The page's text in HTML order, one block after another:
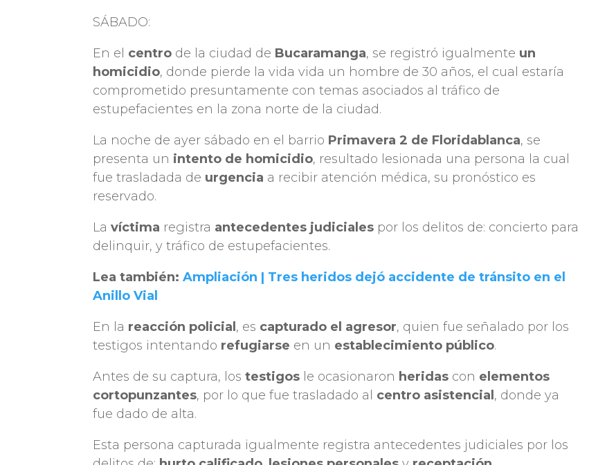
SÁBADO:
En el centro de la ciudad de Bucaramanga, se registró igualmente un
homicidio, donde pierde la vida vida un hombre de 30 años, el cual estaría
comprometido presuntamente con temas asociados al tráfico de
estupefacientes en la zona norte de la ciudad.
La noche de ayer sábado en el barrio Primavera 2 de Floridablanca, se
presenta un intento de homicidio, resultado lesionada una persona la cual
fue trasladada de urgencia a recibir atención médica, su pronóstico es
reservado.
Lavíctima registra antecedentes judiciales por los delitos de: concierto para
delinquir, y tráfico de estupefacientes.
Lea también:Ampliación | Tres heridos dejó accidente de tránsito en el
Anillo Vial
En la reacción policial , es capturado el agresor, quien fue señalado por los
testigos intentando refugiarse en un establecimiento público.
Antes de su captura, los testigos le ocasionaron heridas con elementos
cortopunzantes, por lo que fue trasladado al centro asistencial , donde ya
fue dado de alta.
Esta persona capturada igualmente registra antecedentes judiciales por los